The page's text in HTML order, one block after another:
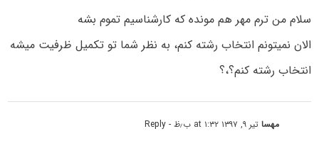
سلام من ترم مهر هم مونده که کارشناسیم تموم بشه
الان نمیتونم انتخاب رشته کنم، به نظر شما تو تکمیل ظرفیت میشه
انتخاب رشته کنم؟،؟
مهساتیر ۹, ۱۳۹۷ at ۱:۳۲ ب٫ظ - Reply